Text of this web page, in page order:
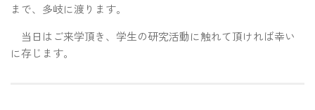
まで、多岐に渡ります。
当日はご来学頂き、学生の研究活動に触れて頂ければ幸い
に存じます。